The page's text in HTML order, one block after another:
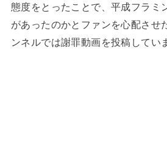
態度をとったことで、平成フラミ
があったのかとファンを心配させ
ンネルでは謝罪動画を投稿してい